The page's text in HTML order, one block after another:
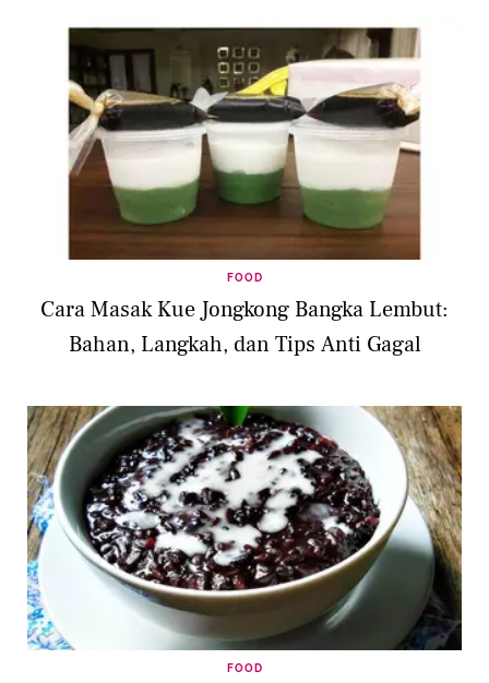
FOOD
Cara Masak Kue Jongkong Bangka Lembut:
Bahan, Langkah, dan Tips Anti Gagal
FOOD